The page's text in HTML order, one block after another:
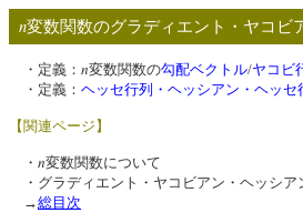
n変数関数のグラディエント・ヤコビ
・定義： n変数関数の勾配ベクトル/ヤコビ
・定義： ヘッセ行列・ヘッシアン・ヘッセ
【関連ページ】
・ n変数関数につい
・グラディエント・ヤコビアン・ヘッシ
→総目次